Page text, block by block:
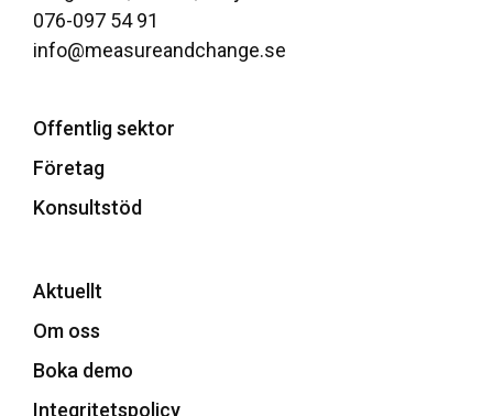
076-097 54 91
info@measureandchange.se
Offentlig sektor
Företag
Konsultstöd
Aktuellt
Om oss
Boka demo
Integritetspolicy